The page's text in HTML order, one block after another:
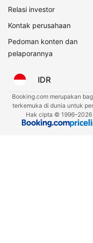
Relasi investor
Kontak perusahaan
Pedoman konten dan
pelaporannya
IDR
Booking.com merupakan
terkemuka di dunia untuk
Hak cipta ©